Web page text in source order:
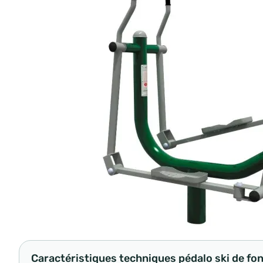
Caractéristiques techniques pédalo ski de